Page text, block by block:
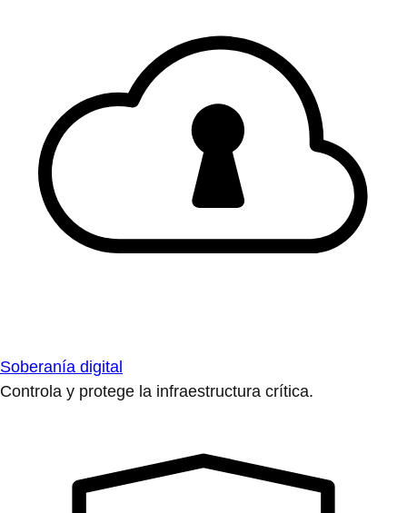
Soberanía digital
Controla y protege la infraestructura crítica.